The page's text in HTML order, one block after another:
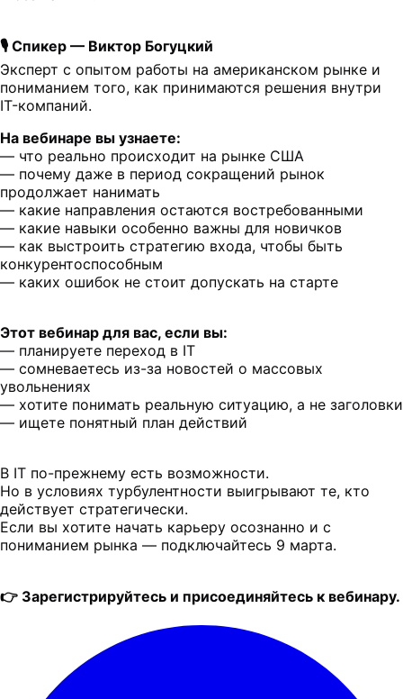
🎙 Спикер — Виктор Богуцкий
Эксперт с опытом работы на американском рынке и
пониманием того, как принимаются решения внутри
IT-компаний.
На вебинаре вы узнаете:
— что реально происходит на рынке США
— почему даже в период сокращений рынок
продолжает нанимать
— какие направления остаются востребованными
— какие навыки особенно важны для новичков
— как выстроить стратегию входа, чтобы быть
конкурентоспособным
— каких ошибок не стоит допускать на старте
Этот вебинар для вас, если вы:
— планируете переход в IT
— сомневаетесь из-за новостей о массовых
увольнениях
— хотите понимать реальную ситуацию, а не заголовки
— ищете понятный план действий
В IT по-прежнему есть возможности.
Но в условиях турбулентности выигрывают те, кто
действует стратегически.
Если вы хотите начать карьеру осознанно и с
пониманием рынка — подключайтесь 9 марта.
👉 Зарегистрируйтесь и присоединяйтесь к вебинару.